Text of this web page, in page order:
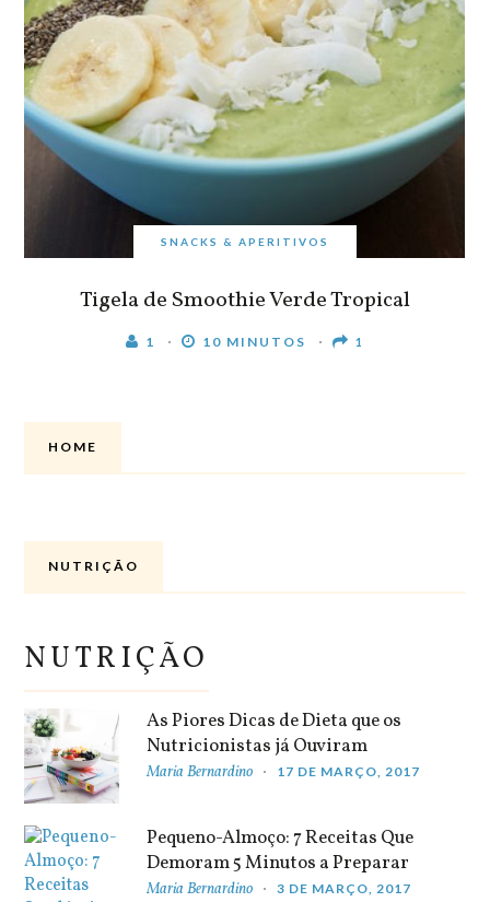
SNACKS & APERITIVOS
Tigela de Smoothie Verde Tropical
1 10 MINUTOS 1
HOME
NUTRIÇÃO
NUTRIÇÃO
As Piores Dicas de Dieta que os
Nutricionistas já Ouviram
Maria Bernardino 17 DE MARÇO, 2017
Pequeno-Almoço: 7 Receitas Que
Demoram 5 Minutos a Preparar
Maria Bernardino 3 DE MARÇO, 2017